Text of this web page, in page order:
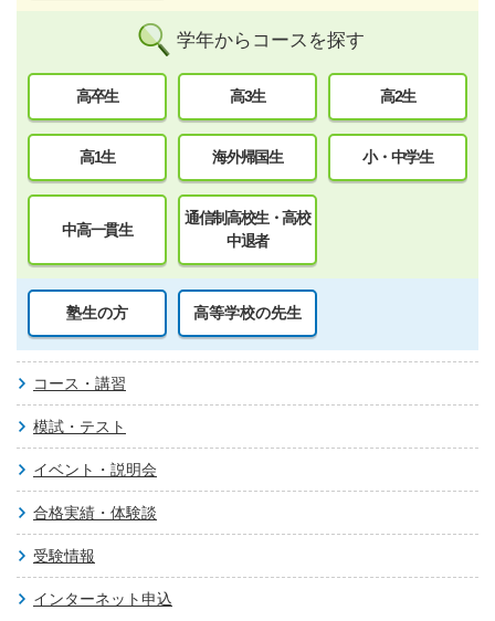
学年からコースを探す
高卒生 高3生 高2生
高1生 海外帰国生 小・中学生
中高一貫生
通信制高校生・高校
中退者
塾生の方 高等学校の先生
コース・講習
模試・テスト
イベント・説明会
合格実績・体験談
受験情報
インターネット申込